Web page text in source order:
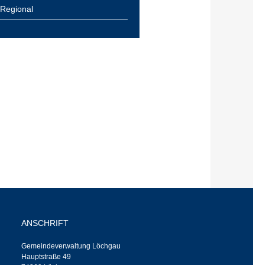
Regional
ANSCHRIFT
Gemeindeverwaltung Löchgau
Hauptstraße 49